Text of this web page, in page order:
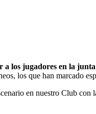
a los jugadores en la
los que han marcado
en nuestro Club con